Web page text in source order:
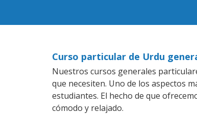
Curso particular de Urdu
Nuestros cursos generales
que necesiten. Uno de los aspectos
estudiantes. El hecho de que
cómodo y relajado.